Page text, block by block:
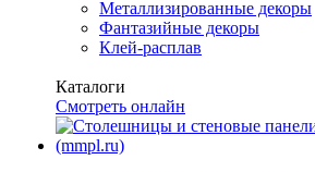
Металлизированные декоры
Фантазийные декоры
Клей-расплав
Каталоги
Смотреть онлайн